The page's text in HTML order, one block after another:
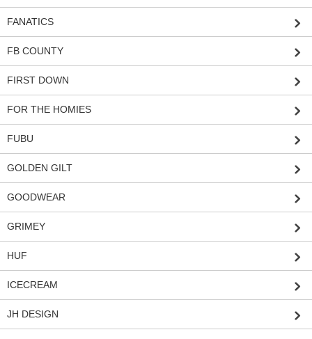
FANATICS
FB COUNTY
FIRST DOWN
FOR THE HOMIES
FUBU
GOLDEN GILT
GOODWEAR
GRIMEY
HUF
ICECREAM
JH DESIGN